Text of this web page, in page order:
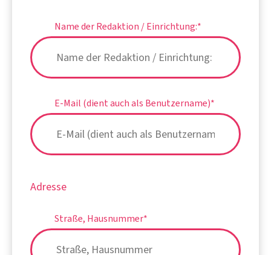
Name der Redaktion / Einrichtung:*
E-Mail (dient auch als Benutzername)*
Adresse
Straße, Hausnummer*